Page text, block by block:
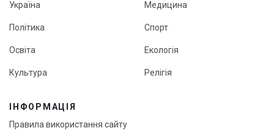
Україна
Політика
Освіта
Культура
Медицина
Спорт
Екологія
Релігія
ІНФОРМАЦІЯ
Правила використання сайту